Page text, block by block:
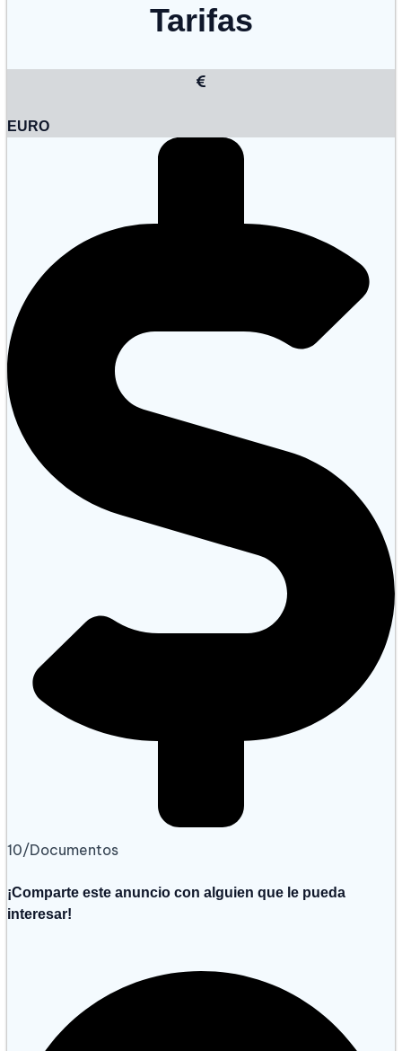
Tarifas
EURO
10/Documentos
¡Comparte este anuncio con alguien que le pueda
interesar!